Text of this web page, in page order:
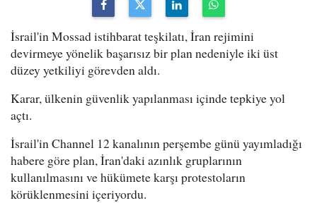
İsrail'in Mossad istihbarat teşkilatı, İran rejimini
devirmeye yönelik başarısız bir plan nedeniyle iki üst
düzey yetkiliyi görevden aldı.
Karar, ülkenin güvenlik yapılanması içinde tepkiye yol
açtı.
İsrail'in Channel 12 kanalının perşembe günü yayımladığı
habere göre plan, İran'daki azınlık gruplarının
kullanılmasını ve hükümete karşı protestoların
körüklenmesini içeriyordu.